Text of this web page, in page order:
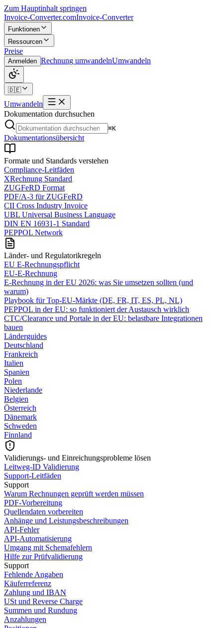
Zum Hauptinhalt springen
Invoice-Converter.comInvoice-Converter
Funktionen
Ressourcen
Preise
Anmelden Rechnung umwandelnUmwandeln
🇩🇪
Umwandeln
Dokumentation durchsuchen
⌘K
Dokumentationsübersicht
Formate und Standards verstehen
Compliance-Leitfäden
XRechnung Standard
ZUGFeRD Format
PDF/A-3 für ZUGFeRD
CII Cross Industry Invoice
UBL Universal Business Language
DIN EN 16931-1 Standard
PEPPOL Network
Länder- und Regulatorikregeln
EU E-Rechnungspflicht
EU-E-Rechnung
E‑Rechnung in der EU 2026: was Sie umsetzen sollten (und
warum)
Playbook für Top‑EU‑Märkte (DE, FR, IT, ES, PL, NL)
PEPPOL in der EU: so funktioniert der Austausch wirklich
CTC/Clearance und Portale in der EU: belastbare Integrationen
bauen
Länderguides
Deutschland
Frankreich
Italien
Spanien
Polen
Niederlande
Belgien
Österreich
Dänemark
Schweden
Finnland
Validierungs- und Einreichungsprobleme lösen
Leitweg-ID Validierung
Support-Leitfäden
Support
Warum Rechnungen geprüft werden müssen
PDF-Vorbereitung
Quellendaten vorbereiten
Anhänge und Leistungsbeschreibungen
API-Fehler
API-Automatisierung
Umgang mit Schemafehlern
Hilfe zur Prüfvalidierung
Support
Fehlende Angaben
Käuferreferenz
Zahlung und IBAN
USt und Reverse Charge
Summen und Rundung
Anzahlungen